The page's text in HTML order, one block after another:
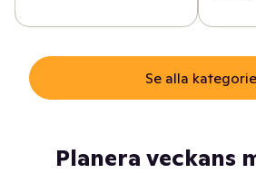
Se alla
Planera veckans